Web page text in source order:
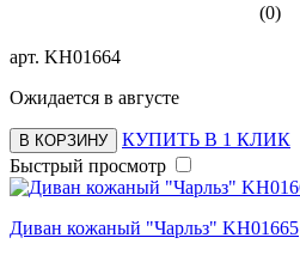
(0)
арт. KH01664
Ожидается в августе
В КОРЗИНУ
КУПИТЬ В 1 КЛИК
Быстрый просмотр
Диван кожаный "Чарльз" KH01665